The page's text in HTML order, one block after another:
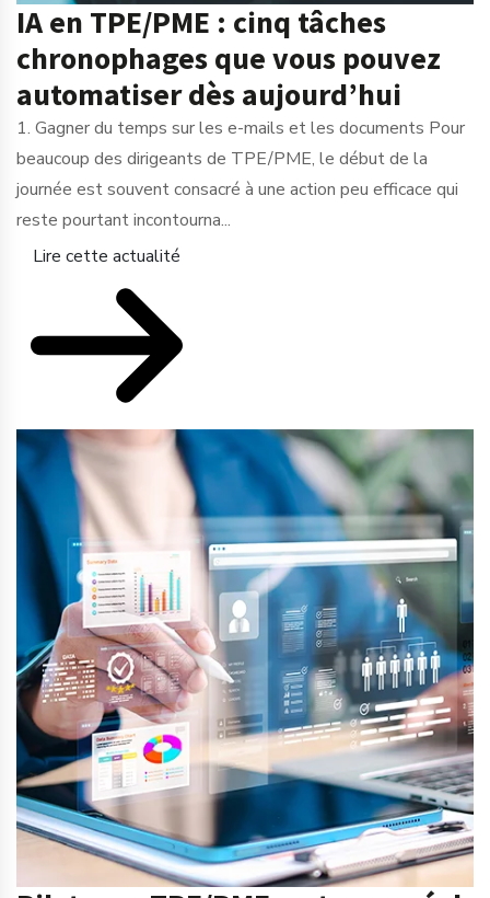
IA en TPE/PME : cinq tâches
chronophages que vous pouvez
automatiser dès aujourd’hui
1. Gagner du temps sur les e-mails et les documents Pour
beaucoup des dirigeants de TPE/PME, le début de la
journée est souvent consacré à une action peu efficace qui
reste pourtant incontourna...
Lire cette actualité